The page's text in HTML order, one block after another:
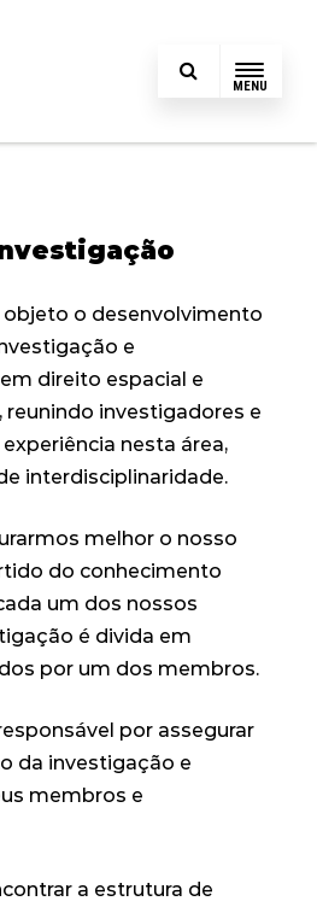
MENU
objeto o desenvolvimento
e
direito espacial e
reunindo investigadores e
nesta área,
interdisciplinaridade.
melhor o nosso
do conhecimento
um dos nossos
é divida em
por um dos membros.
por assegurar
da investigação e
membros e
a estrutura de